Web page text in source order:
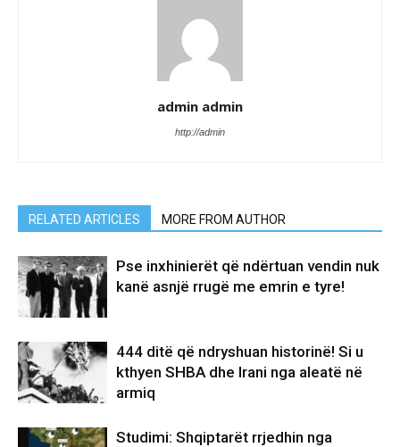
admin admin
http://admin
RELATED ARTICLES MORE FROM AUTHOR
Pse inxhinierët që ndërtuan vendin nuk
kanë asnjë rrugë me emrin e tyre!
444 ditë që ndryshuan historinë! Si u
kthyen SHBA dhe Irani nga aleatë në
armiq
Studimi: Shqiptarët rrjedhin nga